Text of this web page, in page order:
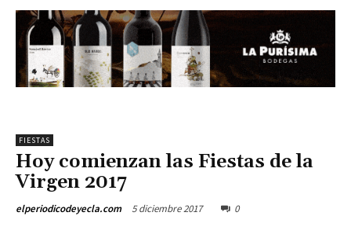
FIESTAS
Hoy comienzan las Fiestas de la
Virgen 2017
elperiodicodeyecla.com 5 diciembre 2017 0